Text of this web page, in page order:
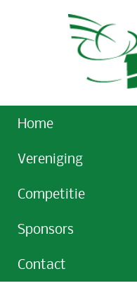
Home
Vereniging
Competitie
Sponsors
Contact